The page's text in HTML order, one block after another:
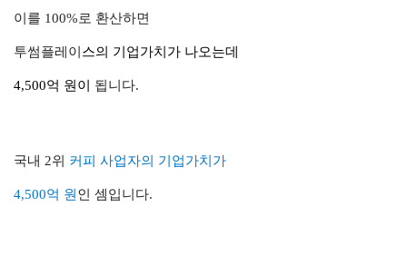
이를 100%로 환산하면
투썸플레이 스의 기업가치가 나오는데
4,500억 원 이 됩니다.
국내 2위 커피 사업자의 기업가치가
4,500억 원 인 셈입니다.